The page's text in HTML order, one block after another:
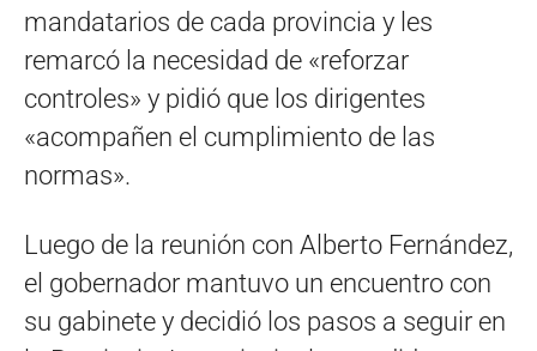
mandatarios de cada provincia y les
remarcó la necesidad de «reforzar
controles» y pidió que los dirigentes
«acompañen el cumplimiento de las
normas».
Luego de la reunión con Alberto Fernández,
el gobernador mantuvo un encuentro con
su gabinete y decidió los pasos a seguir en